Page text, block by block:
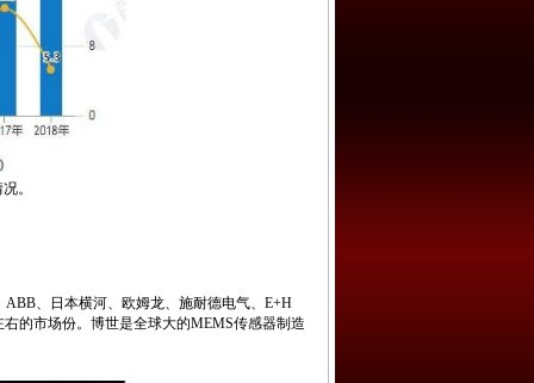
。
、日本横河、欧姆龙、施耐德电气、E+H
的市场份。博世是全球大的MEMS传感器制造